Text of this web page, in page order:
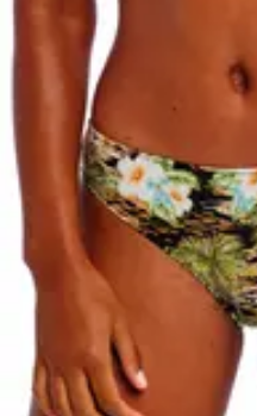
Destination Parfaite
Conseils de voyage
voyage
Découverte Voyage Urbain
Destination Parfaite